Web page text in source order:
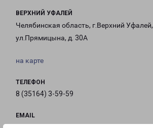
ВЕРХНИЙ УФАЛЕЙ
Челябинская область, г.Верхний Уфалей,
ул.Прямицына, д. 30А
на карте
ТЕЛЕФОН
8 (35164) 3-59-59
EMAIL